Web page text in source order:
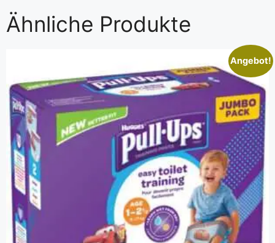
Ähnliche Produkte
Angebot!